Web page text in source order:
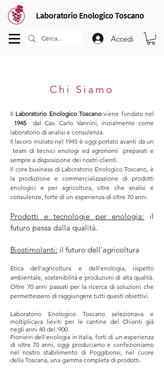
Laboratorio Enologico Toscano
Accedi
Chi Siamo
Il Laboratorio Enologico Toscano viene fondato nel
1945dal Cav. Carlo Vannini, inizialmente come
laboratorio di analisi e consulenza.
Il lavoro iniziato nel 1945 è oggi portato avanti da un
team di tecnici enologi ed agronomi preparati e
sempre a disposizione dei nostri clienti.
Il core business di Laboratorio Enologico Toscano, è
la produzione e commercializzazione di prodotti
enologici e per agricoltura, oltre che analisi e
consulenze, forte di un esperienza di oltre 70 anni.
Prodotti e tecnologie per enologia: il
futuro passa dalla qualità.
Biostimolanti: il futuro dell'agricoltura
Etica dell’agricoltura e dell'enologia, rispetto
ambientale, sostenibilità e produzioni di alta qualità.
Oltre 70 anni passati per la ricerca di soluzioni che
permettessero di raggiungere tutti questi obiettivi.
Laboratorio Enologico Toscano selezionava e
moltiplicava lieviti per le cantine del Chianti già
negli anni 40 del '900.
Pionieiri dell'enologia in Italia, forti di un esperienza
di oltre 70 anni, oggi produciamo e confezioniamo
nel nostro stabilimento di Poggibonsi, nel cuore
della Toscana, una gamma completa di prodotti.